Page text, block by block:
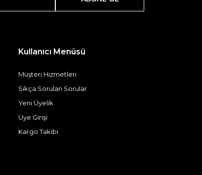
Kullanıcı Menüsü
Müşteri Hizmetleri
Sıkça Sorulan Sorular
Yeni Üyelik
Üye Girişi
Kargo Takibi